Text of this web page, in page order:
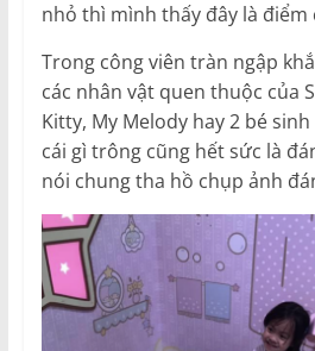
nhỏ thì mình thấy đây là điểm
Trong công viên tràn ngập
các nhân vật quen thuộc của
Kitty, My Melody hay 2 bé
cái gì trông cũng hết sức là
nói chung tha hồ chụp ảnh